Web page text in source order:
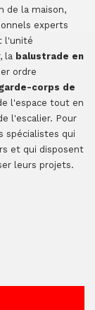
de la maison,
experts
l'unité
la balustrade en
ordre
garde-corps de
l'espace tout en
l'escalier. Pour
spécialistes qui
et qui disposent
leurs projets.